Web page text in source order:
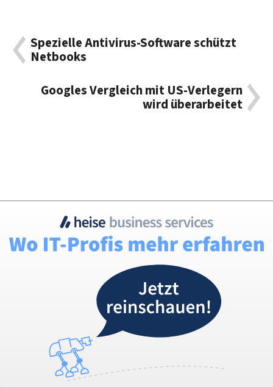
Spezielle Antivirus-Software schützt
Netbooks
Googles Vergleich mit US-Verlegern
wird überarbeitet